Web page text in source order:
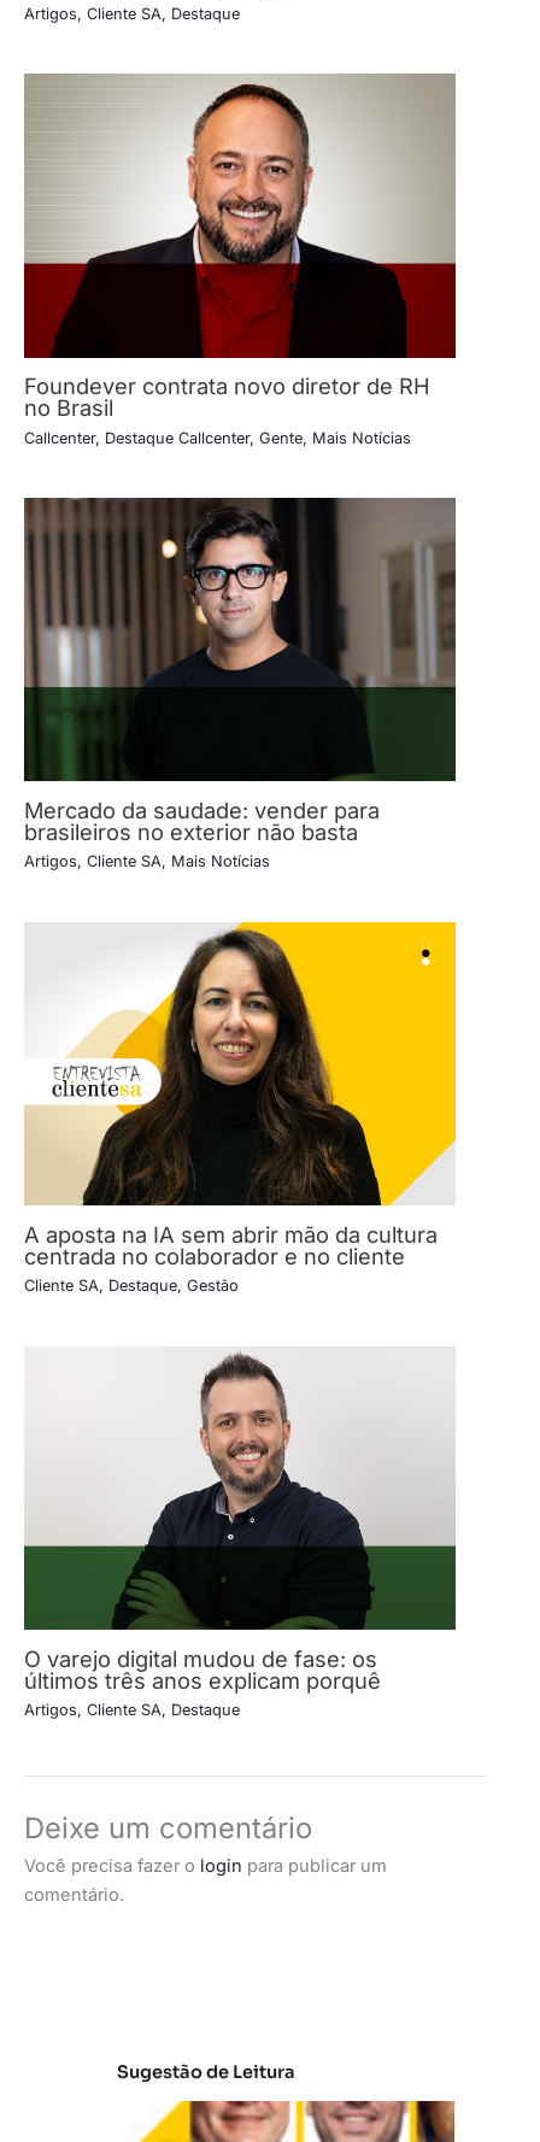
Artigos, Cliente SA, Destaque
Foundever contrata novo diretor de RH
no Brasil
Callcenter, Destaque Callcenter, Gente, Mais Notícias
Mercado da saudade: vender para
brasileiros no exterior não basta
Artigos, Cliente SA, Mais Notícias
A aposta na IA sem abrir mão da cultura
centrada no colaborador e no cliente
Cliente SA, Destaque, Gestão
O varejo digital mudou de fase: os
últimos três anos explicam porquê
Artigos, Cliente SA, Destaque
Deixe um comentário
Você precisa fazer o login para publicar um
comentário.
Sugestão de Leitura